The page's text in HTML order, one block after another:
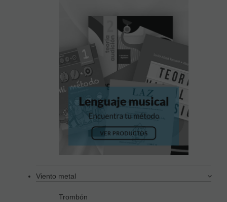
Viento metal
Trombón